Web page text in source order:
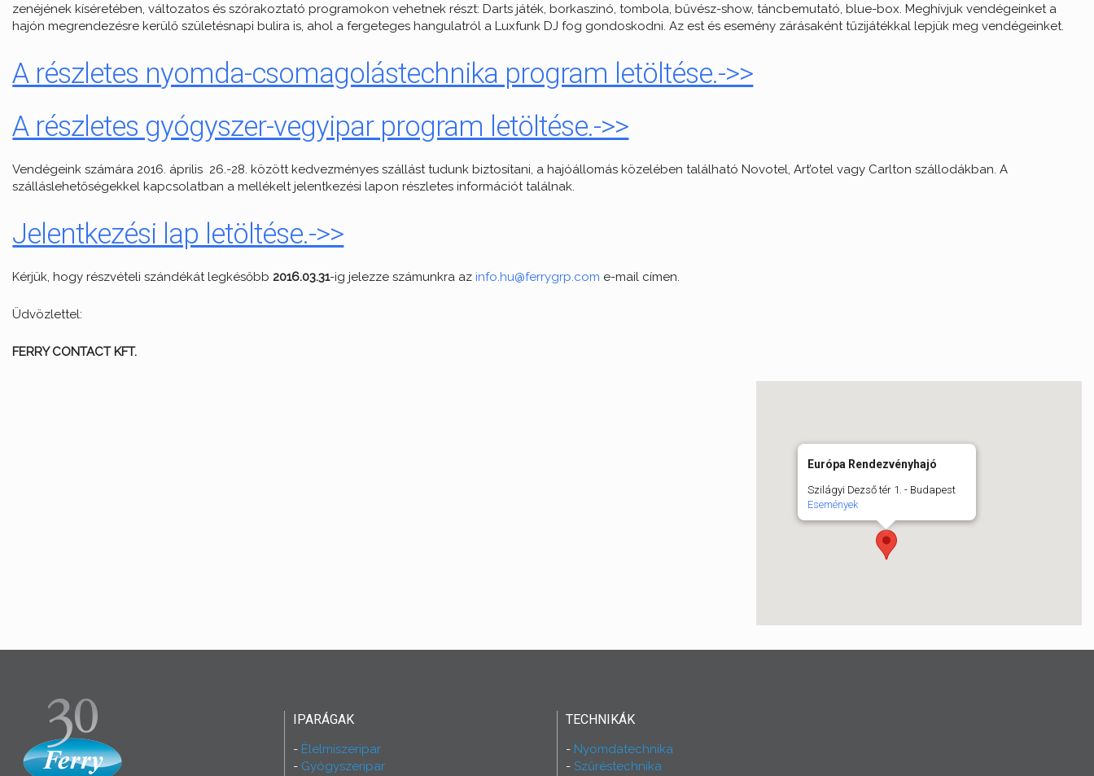
zenéjének kíséretében, változatos és szórakoztató programokon vehetnek részt: Darts játék, borkaszinó, tombola, bűvész-show, táncbemutató, blue-box. Meghívjuk vendégeinket a
hajón megrendezésre kerülő születésnapi bulira is, ahol a fergeteges hangulatról a Luxfunk DJ fog gondoskodni. Az est és esemény zárásaként tűzijátékkal lepjük meg vendégeinket.
A részletes nyomda-csomagolástechnika program letöltése.->>
A részletes gyógyszer-vegyipar program letöltése.->>
Vendégeink számára 2016. április 26.-28. között kedvezményes szállást tudunk biztosítani, a hajóállomás közelében található Novotel, Art’otel vagy Carlton szállodákban. A
szálláslehetőségekkel kapcsolatban a mellékelt jelentkezési lapon részletes információt találnak.
Jelentkezési lap letöltése.->>
Kérjük, hogy részvételi szándékát legkésőbb 2016.03.31-ig jelezze számunkra az info.hu@ferrygrp.com e-mail címen.
Üdvözlettel:
FERRY CONTACT KFT.
Európa Rendezvényhajó
Szilágyi Dezső tér 1. - Budapest
Események
IPARÁGAK
Élelmiszeripar
Gyógyszeripar
TECHNIKÁK
Nyomdatechnika
Szűréstechnika